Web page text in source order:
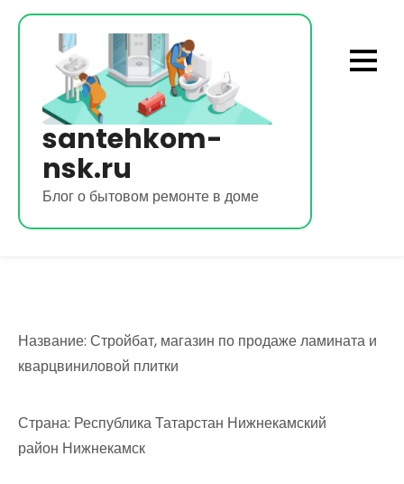
Перейти
содержимому
santehkom-
nsk.ru
Блог о бытовом ремонте в доме
Название: Стройбат, магазин по продаже ламината и
кварцвиниловой плитки
Страна: Республика Татарстан Нижнекамский
район Нижнекамск